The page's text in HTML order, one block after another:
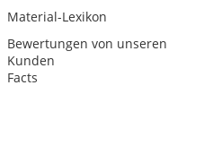
Material-Lexikon
Bewertungen von unseren
Kunden
Facts